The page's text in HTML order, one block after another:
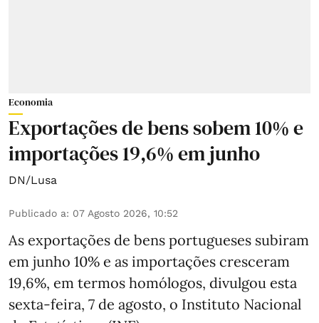
Economia
Exportações de bens sobem 10% e
importações 19,6% em junho
DN/Lusa
Publicado a: 07 Agosto 2026, 10:52
As exportações de bens portugueses subiram
em junho 10% e as importações cresceram
19,6%, em termos homólogos, divulgou esta
sexta-feira, 7 de agosto, o Instituto Nacional